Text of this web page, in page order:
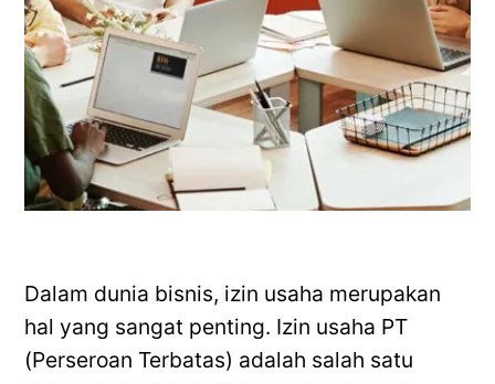
Dalam dunia bisnis, izin usaha merupakan
hal yang sangat penting. Izin usaha PT
(Perseroan Terbatas) adalah salah satu